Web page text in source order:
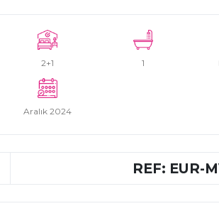
2+1 1
Aralık 2024
REF: EUR-